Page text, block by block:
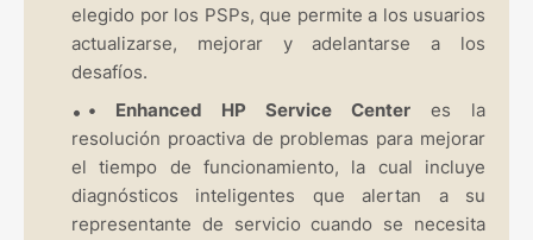
elegido por los PSPs, que permite a los usuarios
actualizarse, mejorar y adelantarse a los
desafíos.
•
Enhanced HP Service Center es la
resolución proactiva de problemas para mejorar
el tiempo de funcionamiento, la cual incluye
diagnósticos inteligentes que alertan a su
representante de servicio cuando se necesita